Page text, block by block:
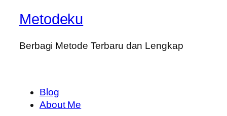
Metodeku
Berbagi Metode Terbaru dan Lengkap
Blog
About Me